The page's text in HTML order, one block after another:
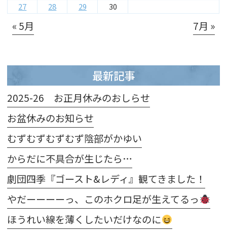
27
28 29 30
« 5月 7月 »
最新記事
2025-26 お正月休みのおしらせ
お盆休みのお知らせ
むずむずむずむず陰部がかゆい
からだに不具合が生じたら…
劇団四季『ゴースト&レディ』観てきました！
やだーーーーっ、このホクロ足が生えてるっ
ほうれい線を薄くしたいだけなのに